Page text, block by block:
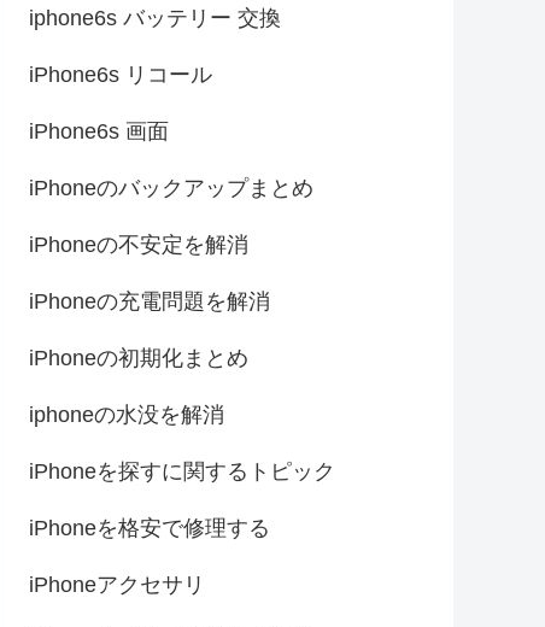
iphone6s バッテリー 交換
iPhone6s リコール
iPhone6s 画面
iPhoneのバックアップまとめ
iPhoneの不安定を解消
iPhoneの充電問題を解消
iPhoneの初期化まとめ
iphoneの水没を解消
iPhoneを探すに関するトピック
iPhoneを格安で修理する
iPhoneアクセサリ